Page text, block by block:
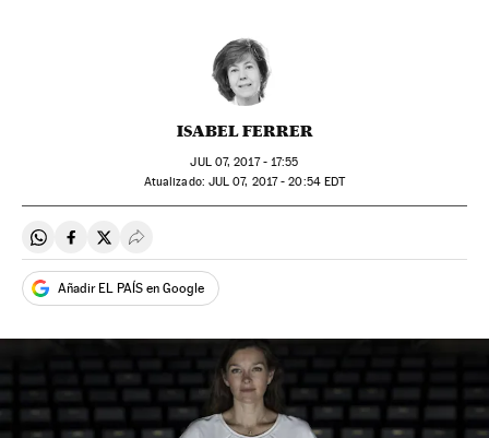
ISABEL FERRER
JUL07, 2017 - 17:55
atualizado: JUL 07, 2017 - 20:54EDT
Compartir en Whatsapp
Compartir en Facebook
Compartir en Twitter
Desplegar Redes Sociales
Añadir EL PAÍS en Google